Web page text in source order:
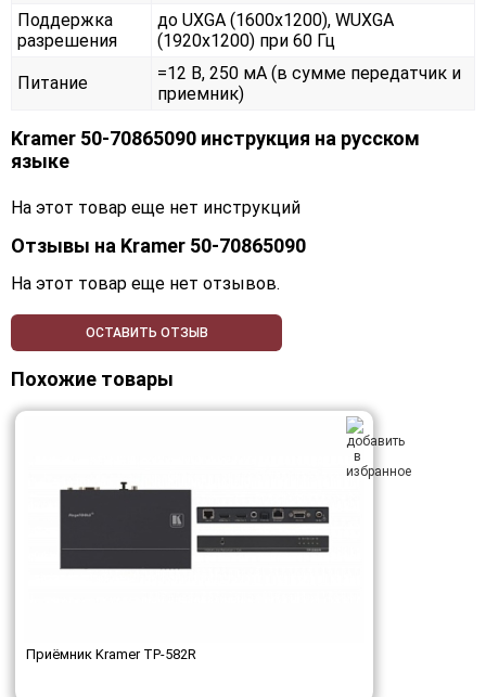
Поддержка
разрешения
до UXGA (1600x1200), WUXGA
(1920x1200) при 60 Гц
Питание
=12 В, 250 мА (в сумме передатчик и
приемник)
Kramer 50-70865090 инструкция на русском
языке
На этот товар еще нет инструкций
Отзывы на Kramer 50-70865090
На этот товар еще нет отзывов.
ОСТАВИТЬ ОТЗЫВ
Похожие товары
Приёмник Kramer TP-582R